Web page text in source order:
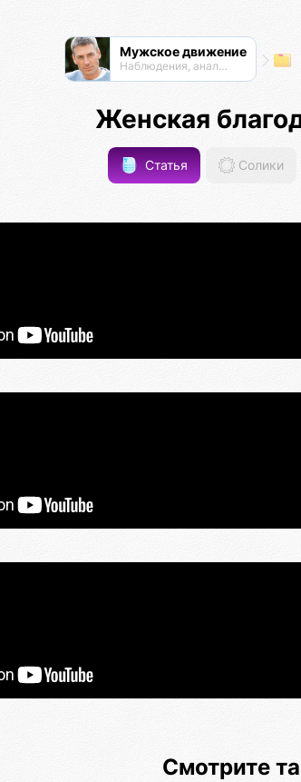
Мужское движение
Наблюдения, анализ, обсуждения
Женская
Статья Солики
Смотрите